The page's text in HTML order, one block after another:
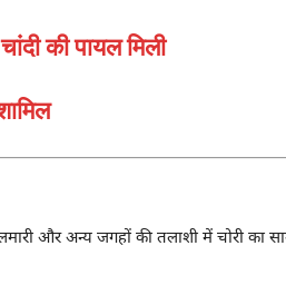
की पायल मिली
और अन्य जगहों की तलाशी में चोरी का